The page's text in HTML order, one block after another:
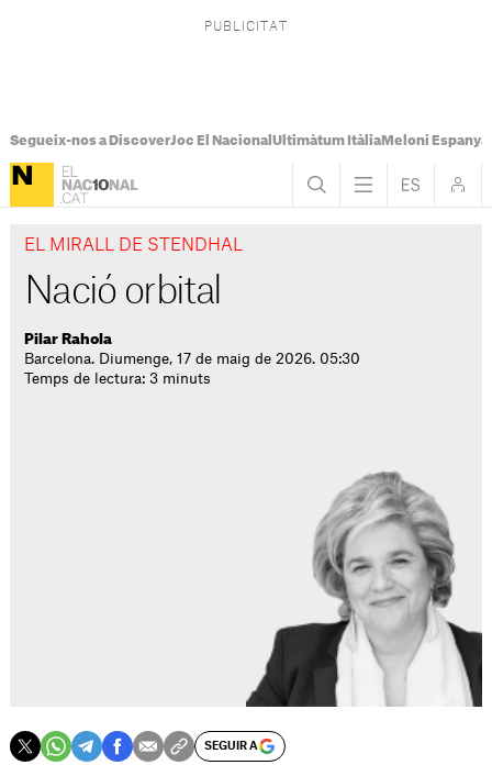
Segueix-nos a DiscoverJoc El Nacional Ultimàtum ItàliaMeloni Espanya
EL MIRALL DE STENDHAL
Nació orbital
Pilar Rahola
Barcelona. Diumenge, 17 de maig de 2026. 05:30
Temps de lectura: 3 minuts
SEGUIR A